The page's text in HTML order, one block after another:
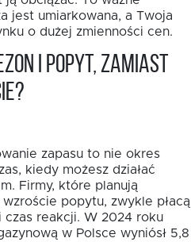
jest umiarkowana, a Twoja
o dużej zmienności cen.
i popyt, zamiast
zapasu to nie okres
kiedy możesz działać
Firmy, które planują
popytu, zwykle płacą
reakcji. W 2024 roku
w Polsce wyniósł 5,8